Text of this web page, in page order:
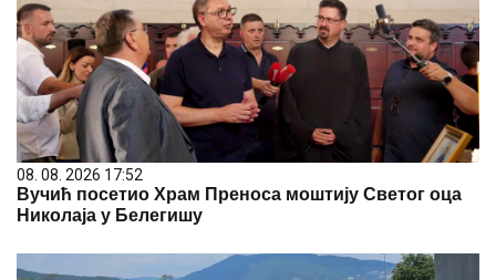
08. 08. 2026 17:52
Вучић посетио Храм Преноса моштију Светог оца
Николаја у Белегишу